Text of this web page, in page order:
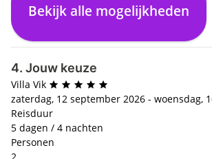
Logies en ontbijt
€ 0,- p.p.
Bekijk alle mogelijkheden
4. Jouw keuze
Villa Vik
zaterdag, 12 september 2026 - woensdag,
Reisduur
5 dagen / 4 nachten
Personen